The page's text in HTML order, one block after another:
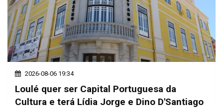
2026-08-06 19:34
Loulé quer ser Capital Portuguesa da
Cultura e terá Lídia Jorge e Dino D'Santiago